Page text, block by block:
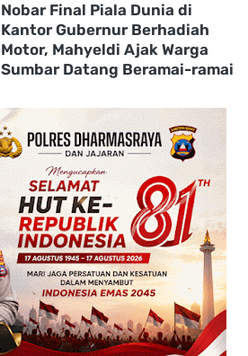
Nobar Final Piala Dunia di
Kantor Gubernur Berhadiah
Motor, Mahyeldi Ajak Warga
Sumbar Datang Beramai-ramai